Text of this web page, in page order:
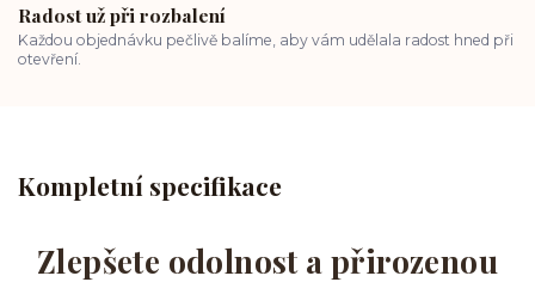
Radost už při rozbalení
Každou objednávku pečlivě balíme, aby vám udělala radost hned při
otevření.
Kompletní specifikace
Zlepšete odolnost a přirozenou